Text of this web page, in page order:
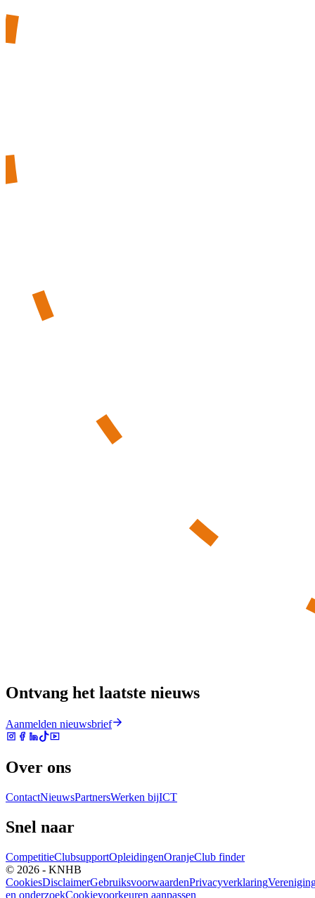
Ontvang het laatste nieuws
Aanmelden nieuwsbrief
Over ons
ContactNieuwsPartnersWerken bijICT
Snel naar
CompetitieClubsupportOpleidingenOranjeClub finder
© 2026 - KNHB
CookiesDisclaimerGebruiksvoorwaardenPrivacyverklaring
en onderzoekCookievoorkeuren aanpassen